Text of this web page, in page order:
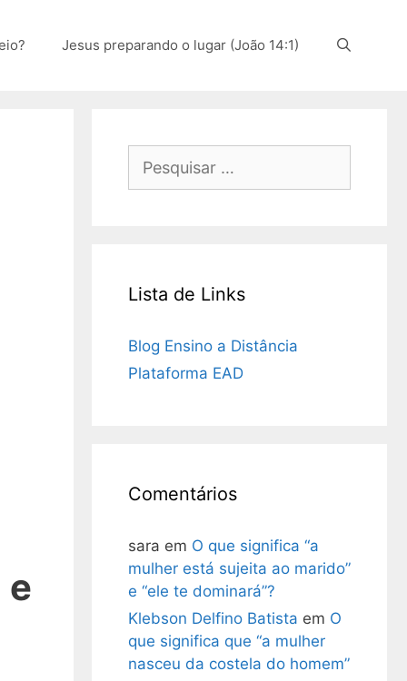
Jesus preparando o lugar (João 14:1)
e
por:
Lista de Links
Blog Ensino a Distância
Plataforma EAD
Comentários
sara em O que significa “a
mulher está sujeita ao marido”
e “ele te dominará”?
Klebson Delfino Batista em O
que significa que “a mulher
nasceu da costela do homem”